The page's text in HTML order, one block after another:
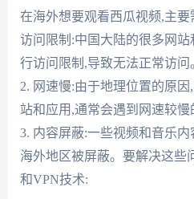
在海外想要观看西瓜视频,主
访问限制:中国大陆的很多网
行访问限制,导致无法正常访问
2. 网速慢:由于地理位置的原
站和应用,通常会遇到网速较慢
3. 内容屏蔽:一些视频和音乐
海外地区被屏蔽。要解决这些
和VPN技术: